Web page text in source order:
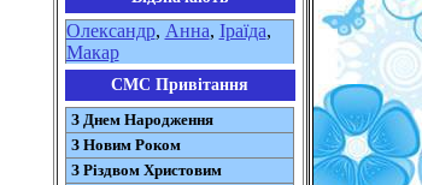
Олександр, Анна, Іраїда,
Макар
СМС Привітання
З Днем Народження
З Новим Роком
З Різдвом Христовим